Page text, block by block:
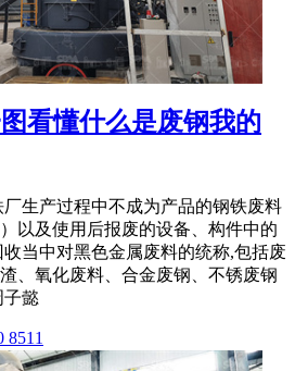
看懂什么是废钢我的
生产过程中不成为产品的钢铁废料
以及使用后报废的设备、构件中的
当中对黑色金属废料的统称,包括废
、氧化废料、合金废钢、不锈废钢
子懿
8511